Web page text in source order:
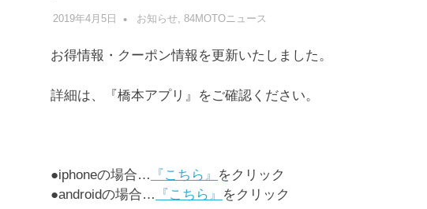
2019年4月5日 管理者
お知らせ, 84MOTOニュース
お得情報・クーポン情報を更新いたしました。
詳細は、『橋本アプリ』をご確認ください。
●iphoneの場合… 『こちら』
をクリック
●androidの場合…
『こちら』 をクリック